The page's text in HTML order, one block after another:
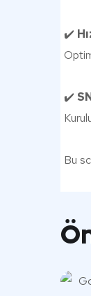
✔️
✔️
Bu